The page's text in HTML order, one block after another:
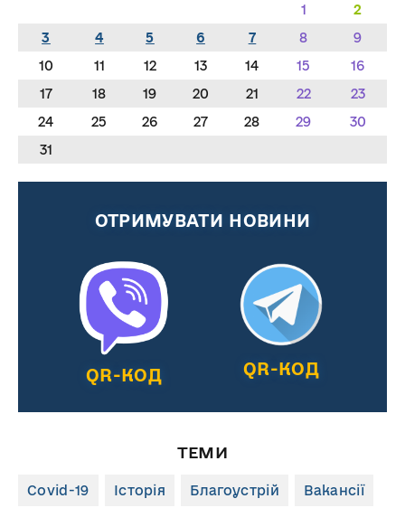
1
2
3
4 5 6 7 8
9
10
11 12 13 14 15
16
17
18 19 20 21 22
23
24
25 26 27 28 29
30
31
ОТРИМУВАТИ НОВИНИ
QR-КОД QR-КОД
ТЕМИ
Covid-19 Історія Благоустрій Вакансії